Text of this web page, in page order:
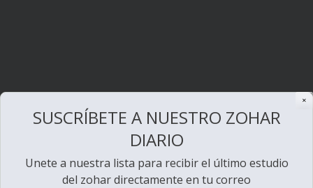
✕
SUSCRÍBETE A NUESTRO ZOHAR
DIARIO
Unete a nuestra lista para recibir el último estudio
del zohar directamente en tu correo